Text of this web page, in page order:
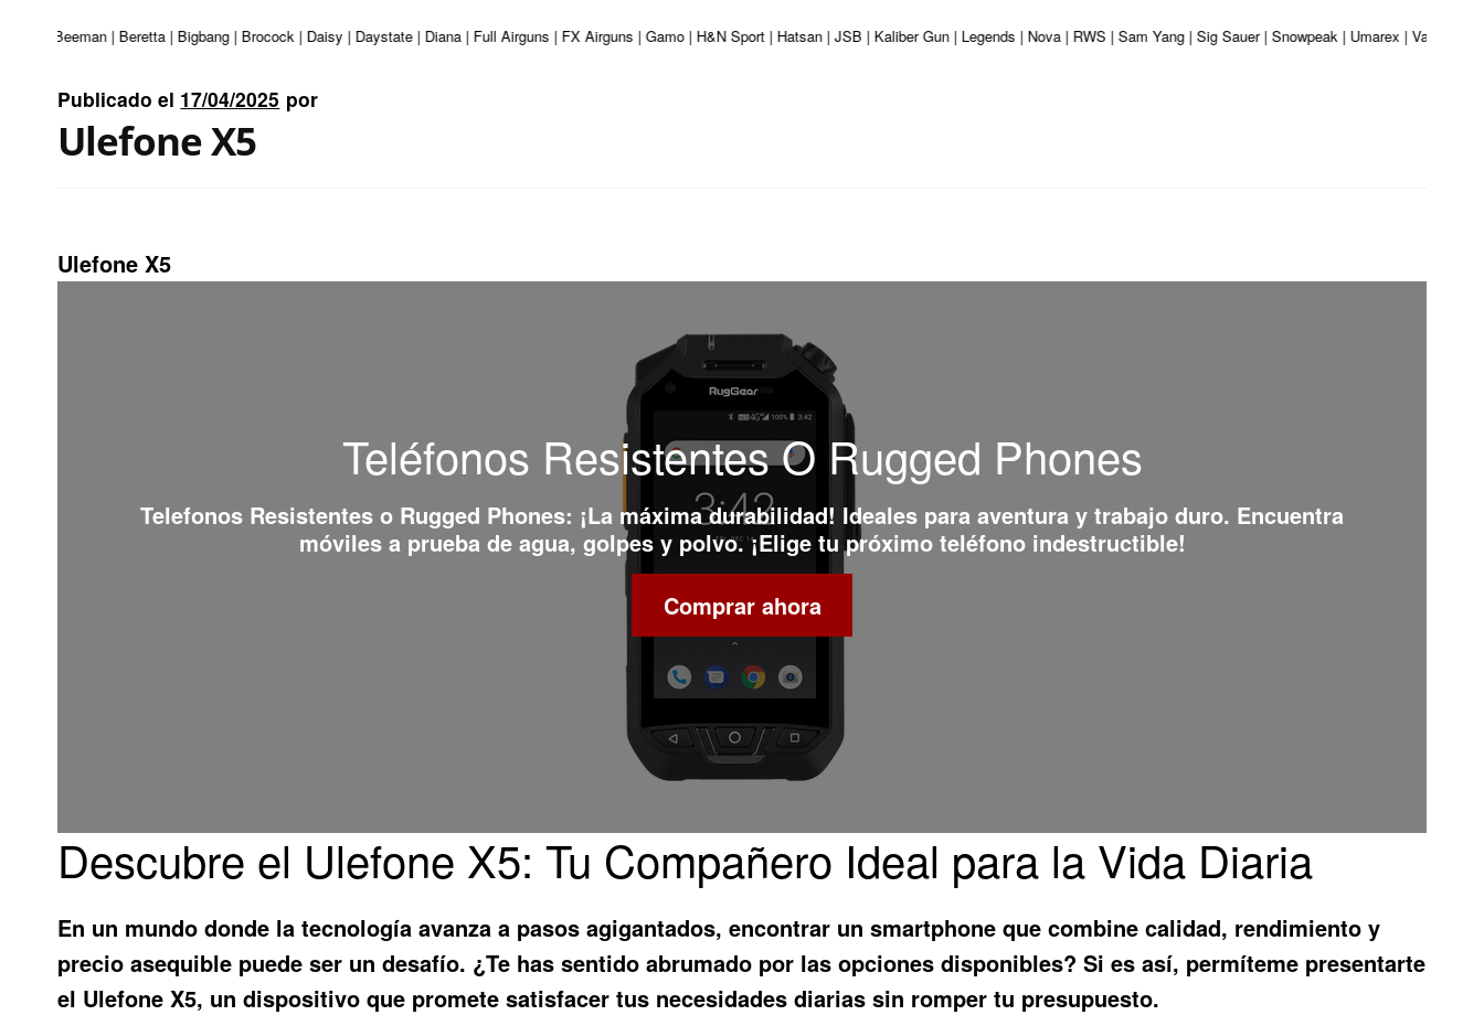
| Beeman | Beretta | Bigbang | Brocock | Daisy | Daystate | Diana | Full Airguns | FX Airguns | Gamo | H&N Sport | Hatsan | JSB | Kaliber Gun | Legends | Nova | RWS | Sam Yang | Sig Sauer | Snowpeak | Umarex | Valken |
Publicado el 17/04/2025 por
Ulefone X5
Ulefone X5
Teléfonos Resistentes O Rugged Phones
Telefonos Resistentes o Rugged Phones: ¡La máxima durabilidad! Ideales para aventura y trabajo duro. Encuentra
móviles a prueba de agua, golpes y polvo. ¡Elige tu próximo teléfono indestructible!
Comprar ahora
Descubre el Ulefone X5: Tu Compañero Ideal para la Vida Diaria
En un mundo donde la tecnología avanza a pasos agigantados, encontrar un smartphone que combine calidad, rendimiento y
precio asequible puede ser un desafío. ¿Te has sentido abrumado por las opciones disponibles? Si es así, permíteme presentarte
el Ulefone X5, un dispositivo que promete satisfacer tus necesidades diarias sin romper tu presupuesto.